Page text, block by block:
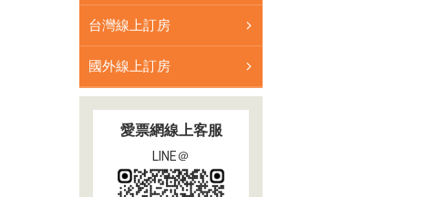
台灣線上訂房
國外線上訂房
愛票網線上客服
LINE＠